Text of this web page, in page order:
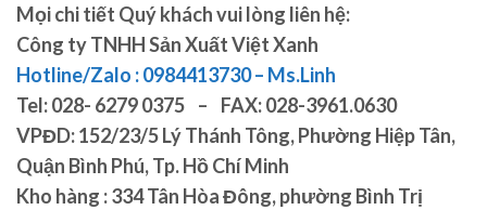
Mọi chi tiết Quý khách vui lòng liên hệ:
Công ty TNHH Sản Xuất Việt Xanh
Hotline/Zalo : 0984413730 – Ms.Linh
Tel: 028- 6279 0375 – FAX: 028-3961.0630
VPĐD: 152/23/5 Lý Thánh Tông, Phường Hiệp Tân,
Quận Bình Phú, Tp. Hồ Chí Minh
Kho hàng : 334 Tân Hòa Đông, phường Bình Trị